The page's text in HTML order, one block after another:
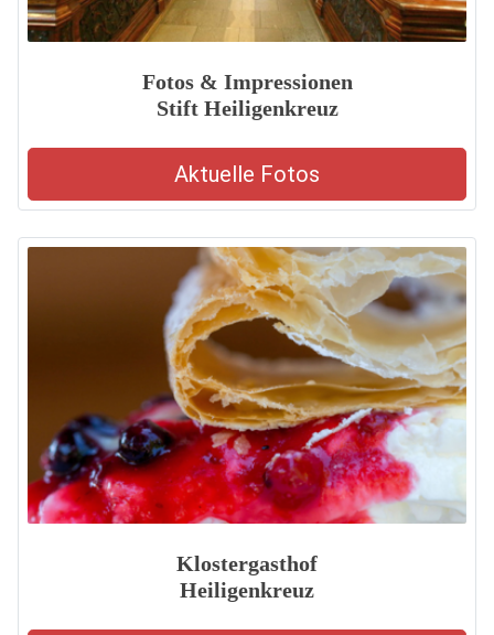
Fotos & Impressionen
Stift Heiligenkreuz
Aktuelle Fotos
Klostergasthof
Heiligenkreuz